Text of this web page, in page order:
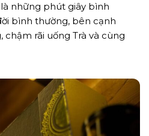
những phút giây bình
bình thường, bên cạnh
rãi uống Trà và cùng